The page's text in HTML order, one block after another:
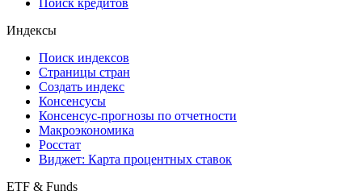
Поиск кредитов
Индексы
Поиск индексов
Страницы стран
Создать индекс
Консенсусы
Консенсус-прогнозы по отчетности
Макроэкономика
Росстат
Виджет: Карта процентных ставок
ETF & Funds